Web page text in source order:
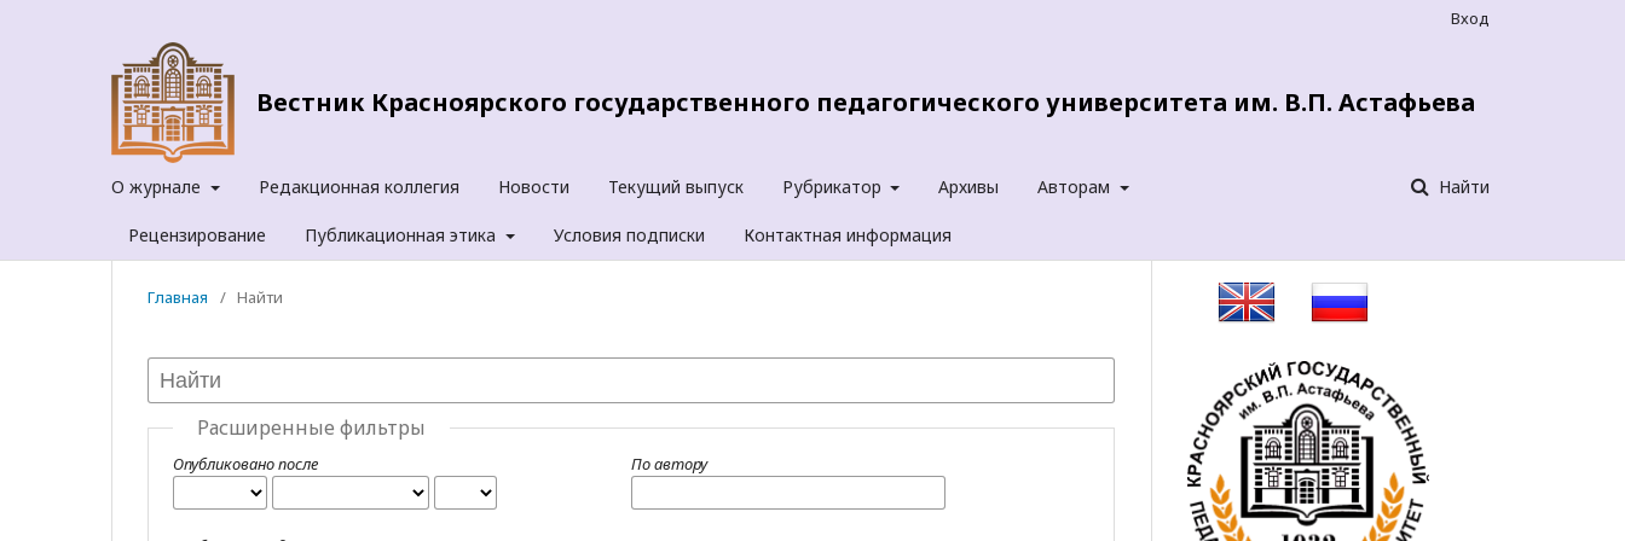
Вестник Красноярского государственного педагогического университета им. В.П. Астафьева
О журнале Редакционная коллегия Новости Текущий выпуск Рубрикатор Архивы Авторам
Рецензирование Публикационная этика Условия подписки Контактная информация
Найти
Вход
Главная / Найти
Расширенные фильтры
Опубликовано после По автору